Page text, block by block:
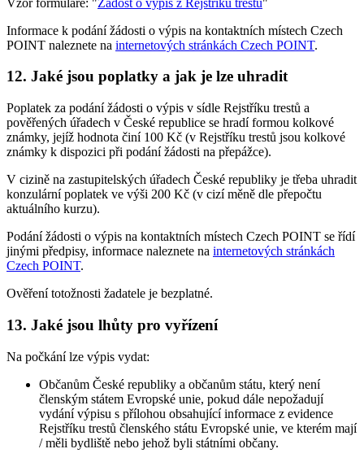
Informace k podání žádosti o výpis na kontaktních místech Czech
POINT naleznete na internetových stránkách Czech POINT.
12. Jaké jsou poplatky a jak je lze uhradit
Poplatek za podání žádosti o výpis v sídle Rejstříku trestů a
pověřených úřadech v České republice se hradí formou kolkové
známky, jejíž hodnota činí 100 Kč (v Rejstříku trestů jsou kolkové
známky k dispozici při podání žádosti na přepážce).
V cizině na zastupitelských úřadech České republiky je třeba uhradit
konzulární poplatek ve výši 200 Kč (v cizí měně dle přepočtu
aktuálního kurzu).
Podání žádosti o výpis na kontaktních místech Czech POINT se řídí
jinými předpisy, informace naleznete na internetových stránkách
Czech POINT.
Ověření totožnosti žadatele je bezplatné.
13. Jaké jsou lhůty pro vyřízení
Na počkání lze výpis vydat:
Občanům České republiky a občanům státu, který není
členským státem Evropské unie, pokud dále nepožadují
vydání výpisu s přílohou obsahující informace z evidence
Rejstříku trestů členského státu Evropské unie, ve kterém mají
/ měli bydliště nebo jehož byli státními občany.